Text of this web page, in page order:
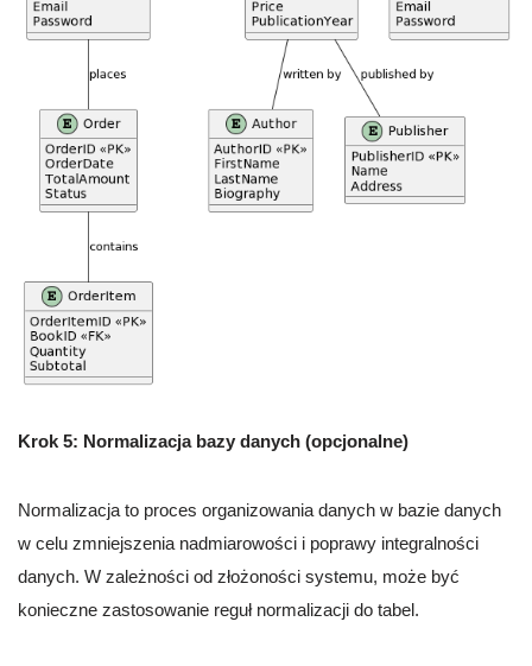
Krok 5: Normalizacja bazy danych (opcjonalne)
Normalizacja to proces organizowania danych w bazie danych
w celu zmniejszenia nadmiarowości i poprawy integralności
danych. W zależności od złożoności systemu, może być
konieczne zastosowanie reguł normalizacji do tabel.